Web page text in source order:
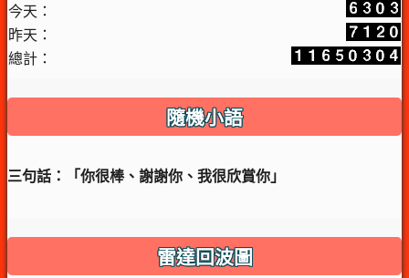
今天：
昨天：
總計：
隨機小語
三句話：「你很棒、謝謝你、我很欣賞你」
雷達回波圖